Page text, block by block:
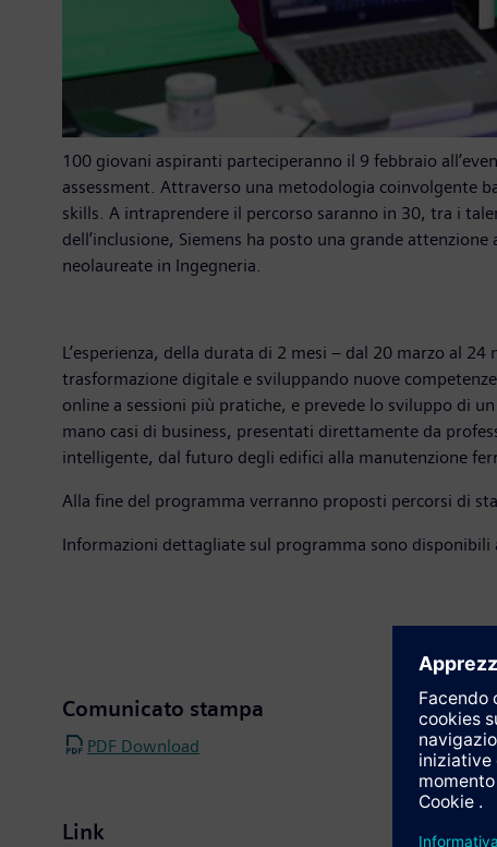
100 giovani aspiranti parteciperanno il 9 febbraio
assessment. Attraverso una metodologia coinvolgente
skills. A intraprendere il percorso saranno in 30, tra i
dell’inclusione, Siemens ha posto una grande
neolaureate in Ingegneria.
L’esperienza, della durata di 2 mesi – dal 20 marzo al
trasformazione digitale e sviluppando nuove
online a sessioni più pratiche, e prevede lo sviluppo di
mano casi di business, presentati direttamente da
intelligente, dal futuro degli edifici alla manutenzione
Alla fine del programma verranno proposti percorsi di
Informazioni dettagliate sul programma sono disponibili
Comunicato stampa
PDF Download
Link